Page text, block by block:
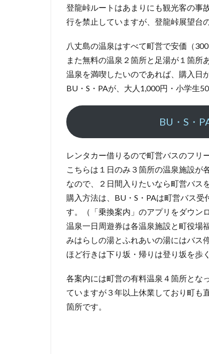
3
裏
ヶ
滝
温
あ
い
湯
5
ら
ぎ
の
輪
登龍峠ルートはあまりにも観光客の事
行を禁止していますが、登龍峠展望台
八丈島の温泉はすべて町営で安価（
また無料の温泉２箇所と足湯が１箇所
温泉を満喫したいのであれば、購入日
BU・S・PAが、大人1,000円・小学生
BU・S・
レンタカー借りるので町営バスのフリ
こちらは１日のみ３箇所の温泉施設が
なので、２日間入りたいなら町営バス
購入方法は、BU・S・PAは町営バス
す。（「乗換案内」のアプリをダウン
温泉一日周遊券は各温泉施設と町役場
みはらしの湯とふれあいの湯にはバス
ほど行きは下り坂・帰りは登り坂を歩
各案内には町営の有料温泉４箇所とな
ていますが３年以上休業しており町も
箇所です。